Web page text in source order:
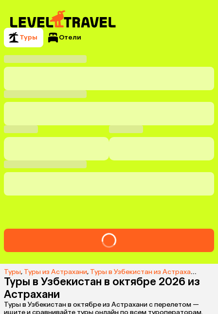
Туры Отели
Туры, Туры из Астрахани, Туры в Узбекистан из Астрахани
Туры в Узбекистан в октябре 2026 из
Астрахани
Туры в Узбекистан в октябре из Астрахани с перелетом —
ищите и сравнивайте туры онлайн по всем туроператорам.